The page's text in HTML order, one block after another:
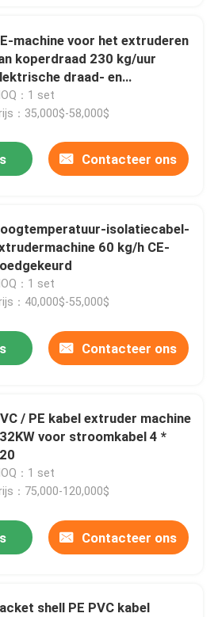
machine voor het extruderen
koperdraad 230 kg/uur
draad- en
：1 set
：35,000$-58,000$
Contacteer ons
isolatiecabel-
60 kg/h CE-
：1 set
：40,000$-55,000$
Contacteer ons
/ PE kabel extruder machine
voor stroomkabel 4 *
：1 set
：75,000-120,000$
Contacteer ons
shell PE PVC kabel